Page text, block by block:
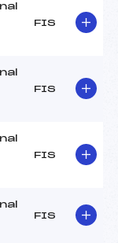
FIS
FIS
FIS
FIS